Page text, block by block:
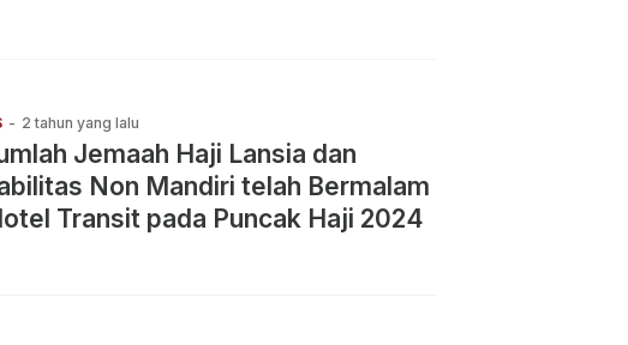
- 2 tahun yang lalu
Jemaah Haji Lansia dan
Non Mandiri telah Bermalam
Transit pada Puncak Haji 2024